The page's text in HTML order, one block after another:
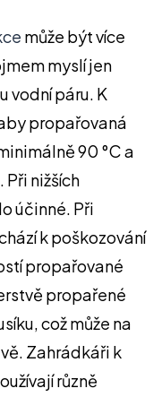
může být více
myslí jen
vodní páru. K
propařovaná
90 °C a
Při nižších
účinné. Při
k poškozování
propařované
propařené
což může na
Zahrádkáři k
různě